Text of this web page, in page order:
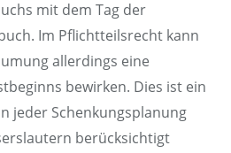
mit dem Tag der
Im Pflichtteilsrecht kann
allerdings eine
bewirken. Dies ist ein
jeder Schenkungsplanung
berücksichtigt